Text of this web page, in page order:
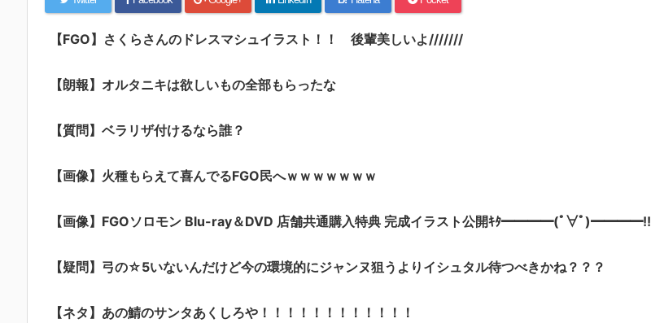
【FGO】さくらさんのドレスマシュイラスト！！ 後輩美しいよ///////
【朗報】オルタニキは欲しいもの全部もらったな
【質問】ベラリザ付けるなら誰？
【画像】火種もらえて喜んでるFGO民へｗｗｗｗｗｗｗ
【画像】FGOソロモン Blu-ray＆DVD 店舗共通購入特典 完成イラスト公開ｷﾀ━━━━(ﾟ∀ﾟ)━━━━!!
【疑問】弓の☆5いないんだけど今の環境的にジャンヌ狙うよりイシュタル待つべきかね？？？
【ネタ】あの鯖のサンタあくしろや！！！！！！！！！！！！